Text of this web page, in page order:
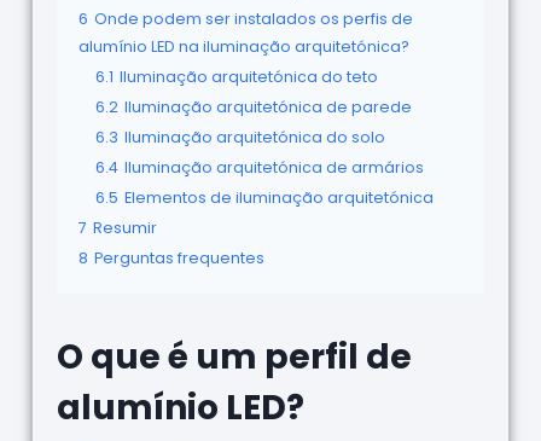
6 Onde podem ser instalados os perfis de
alumínio LED na iluminação arquitetónica?
6.1 Iluminação arquitetónica do teto
6.2 Iluminação arquitetónica de parede
6.3 Iluminação arquitetónica do solo
6.4 Iluminação arquitetónica de armários
6.5 Elementos de iluminação arquitetónica
7 Resumir
8 Perguntas frequentes
O que é um perfil de
alumínio LED?